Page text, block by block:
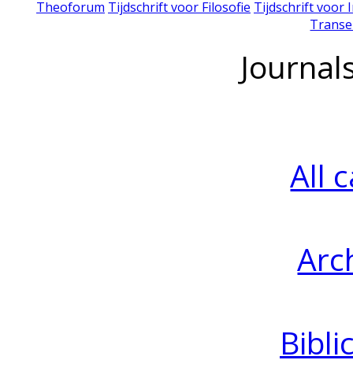
Theoforum Tijdschrift voor Filosofie Tijdschrift voor
All